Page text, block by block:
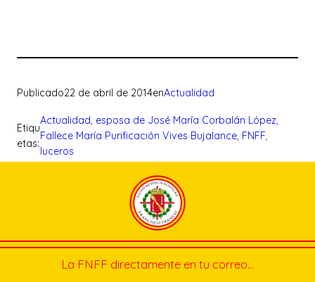
Publicado22 de abril de 2014enActualidad
Etiqu
etas:
Actualidad, esposa de José María Corbalán López
Fallece María Purificación Vives Bujalance, FNFF
luceros
La FNFF directamente en tu correo…